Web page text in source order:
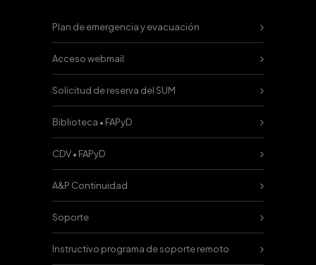
Plan de emergencia y evacuación
Acceso webmail
Solicitud de reserva del SUM
Biblioteca • FAPyD
CDV • FAPyD
A&P Continuidad
Soporte
Instructivo programa de soporte remoto